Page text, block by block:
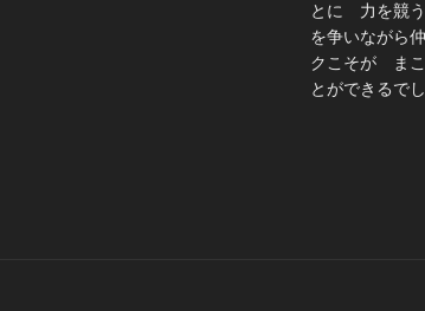
とに 力を競う
を争いながら
クこそが まこ
とができるで